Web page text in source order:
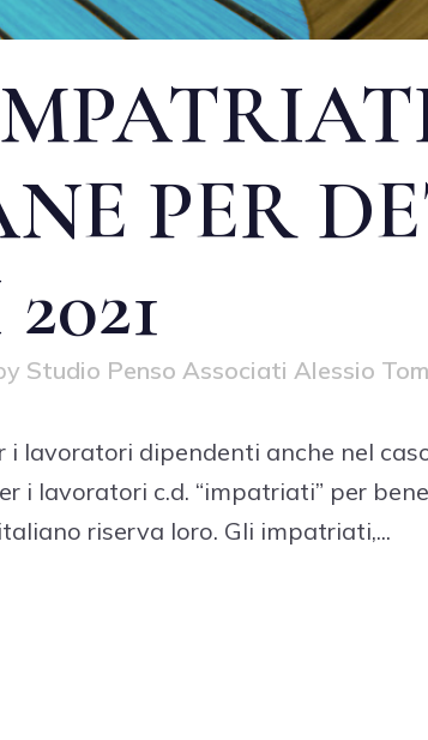
PER
Studio Penso Associati Alessio
i lavoratori dipendenti anche nel
i lavoratori c.d. “impatriati” per
riserva loro. Gli impatriati,...